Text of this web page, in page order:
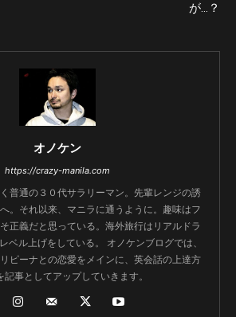
が…？
オノケン
https://crazy-manila.com
普通の３０代サラリーマン。先輩レンジの誘
。それ以来、マニラに通うように。趣味はフ
正義だと思っている。海外旅行はリアルドラ
ベル上げをしている。 オノケンブログでは、
ピーナとの恋愛をメインに、英会話の上達方
記事としてアップしていきます。